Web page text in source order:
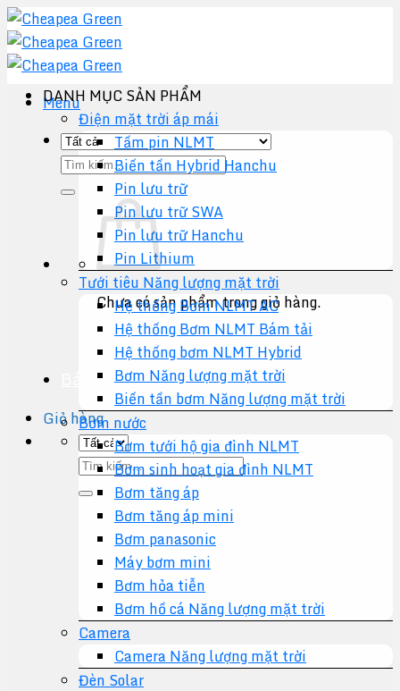
Chuyển
đến
nội
dung
Menu
Tìm
kiếm:
Chưa có sản phẩm trong giỏ hàng.
Quay trở lại cửa hàng
Báo giá +
Giỏ hàng
Tìm
kiếm:
DANH MỤC SẢN PHẨM
Điện mặt trời áp mái
Tấm pin NLMT
Biến tần Hybrid Hanchu
Pin lưu trữ
Pin lưu trữ SWA
Pin lưu trữ Hanchu
Pin Lithium
Tưới tiêu Năng lượng mặt trời
Hệ thống Bơm NLMT AC
Hệ thống Bơm NLMT Bám tải
Hệ thống bơm NLMT Hybrid
Bơm Năng lượng mặt trời
Biến tần bơm Năng lượng mặt trời
Bơm nước
Bơm tưới hộ gia đình NLMT
Bơm sinh hoạt gia đình NLMT
Bơm tăng áp
Bơm tăng áp mini
Bơm panasonic
Máy bơm mini
Bơm hỏa tiễn
Bơm hồ cá Năng lượng mặt trời
Camera
Camera Năng lượng mặt trời
Đèn Solar